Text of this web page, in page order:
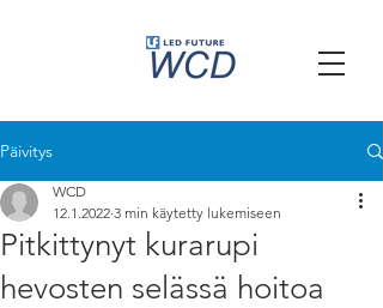
Päivitys
Pitkittynyt kurarupi
hevosten selässä hoitoa
WCD
12.1.2022 3 min käytetty lukemiseen